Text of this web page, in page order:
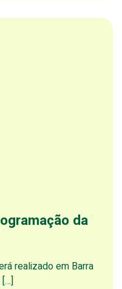
da
realizado em Barra